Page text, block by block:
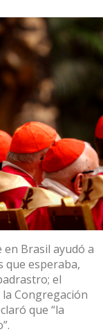
Brasil ayudó a
que esperaba,
el
Congregación
que “la